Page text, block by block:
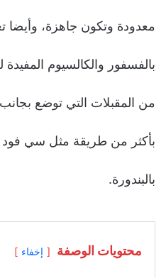
معدودة وتكون جاهزة، وأيضا
بالفسفور والكالسيوم المفيدة
من المقبلات التي توضع
بأكثر من طريقة مثل سي
بالبندورة.
محتويات الوصفة إخفاء